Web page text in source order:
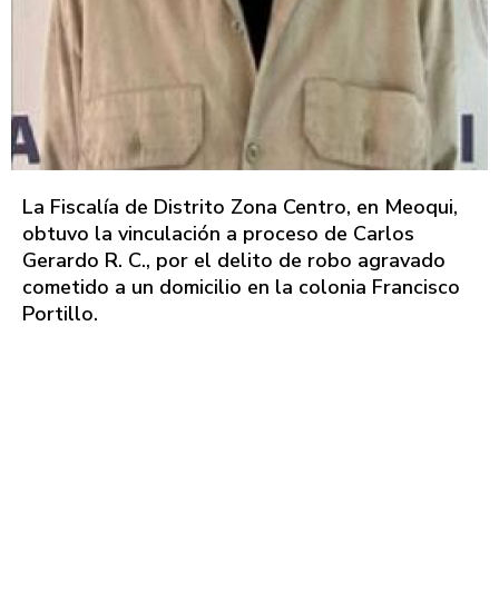
La Fiscalía de Distrito Zona Centro, en Meoqui,
obtuvo la vinculación a proceso de Carlos
Gerardo R. C., por el delito de robo agravado
cometido a un domicilio en la colonia Francisco
Portillo.